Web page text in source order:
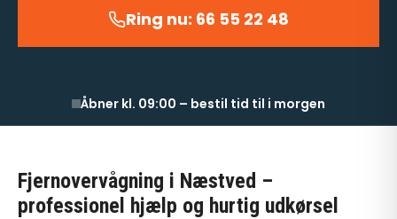
Ring nu: 66 55 22 48
Åbner kl. 09:00 – bestil tid til i morgen
Fjernovervågning i Næstved –
professionel hjælp og hurtig udkørsel